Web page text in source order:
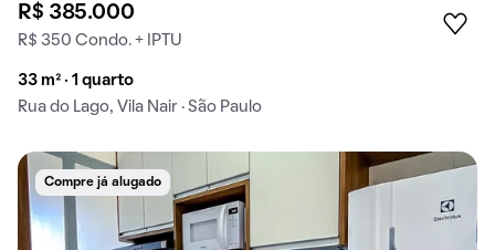
R$ 385.000
R$ 350 Condo. + IPTU
33 m² · 1 quarto
Rua do Lago, Vila Nair · São Paulo
Compre já alugado